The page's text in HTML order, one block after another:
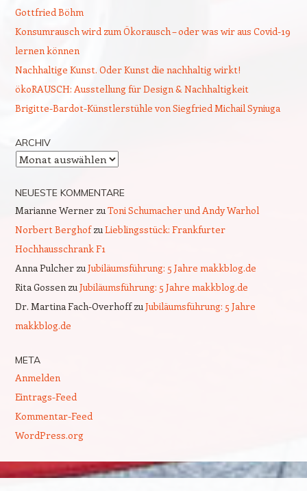
Gottfried Böhm
Konsumrausch wird zum Ökorausch – oder was wir aus Covid-19
lernen können
Nachhaltige Kunst. Oder Kunst die nachhaltig wirkt!
ökoRAUSCH: Ausstellung für Design & Nachhaltigkeit
Brigitte-Bardot-Künstlerstühle von Siegfried Michail Syniuga
ARCHIV
Archiv
NEUESTE KOMMENTARE
Marianne Wernerzu Toni Schumacher und Andy Warhol
Norbert Berghofzu Lieblingsstück: Frankfurter
Hochhausschrank F1
Anna Pulcherzu Jubiläumsführung: 5 Jahre makkblog.de
Rita Gossen zu Jubiläumsführung: 5 Jahre makkblog.de
Dr. Martina Fach-Overhoffzu Jubiläumsführung: 5 Jahre
makkblog.de
META
Anmelden
Eintrags-Feed
Kommentar-Feed
WordPress.org